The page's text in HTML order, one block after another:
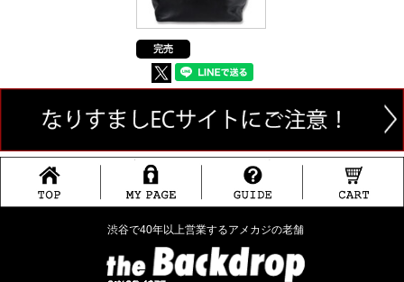
完売
渋谷で40年以上営業するアメカジの老舗